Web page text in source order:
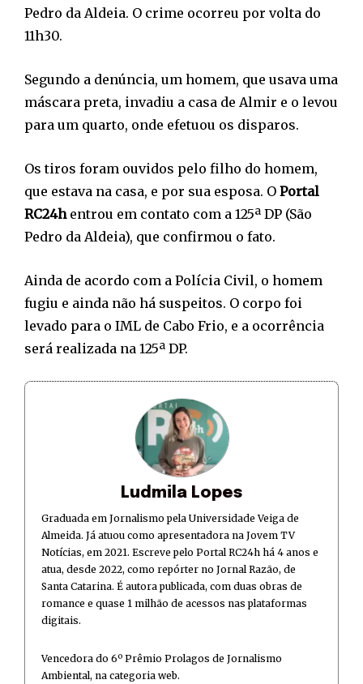
Pedro da Aldeia. O crime ocorreu por volta do
11h30.
Segundo a denúncia, um homem, que usava uma
máscara preta, invadiu a casa de Almir e o levou
para um quarto, onde efetuou os disparos.
Os tiros foram ouvidos pelo filho do homem,
que estava na casa, e por sua esposa. O Portal
RC24h entrou em contato com a 125ª DP (São
Pedro da Aldeia), que confirmou o fato.
Ainda de acordo com a Polícia Civil, o homem
fugiu e ainda não há suspeitos. O corpo foi
levado para o IML de Cabo Frio, e a ocorrência
será realizada na 125ª DP.
Ludmila Lopes
Graduada em Jornalismo pela Universidade Veiga de
Almeida. Já atuou como apresentadora na Jovem TV
Notícias, em 2021. Escreve pelo Portal RC24h há 4 anos e
atua, desde 2022, como repórter no Jornal Razão, de
Santa Catarina. É autora publicada, com duas obras de
romance e quase 1 milhão de acessos nas plataformas
digitais.
Vencedora do 6º Prêmio Prolagos de Jornalismo
Ambiental, na categoria web.